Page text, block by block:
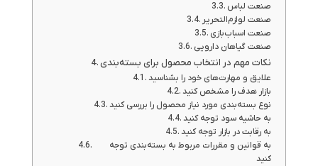
صنعت لباس
صنعت لوازم‌التحریر
صنعت اسباب‌بازی
صنعت گیاهان دارویی
نکات مهم در انتخاب محصول برای بسته‌بندی
علایق و مهارت‌های خود را بشناسید
بازار هدف را مشخص کنید
نوع بسته‌بندی مورد نیاز محصول را بررسی کنید
به حاشیه سود توجه کنید
به رقابت در بازار توجه کنید
به قوانین و مقررات مربوط به بسته‌بندی توجه
کنید